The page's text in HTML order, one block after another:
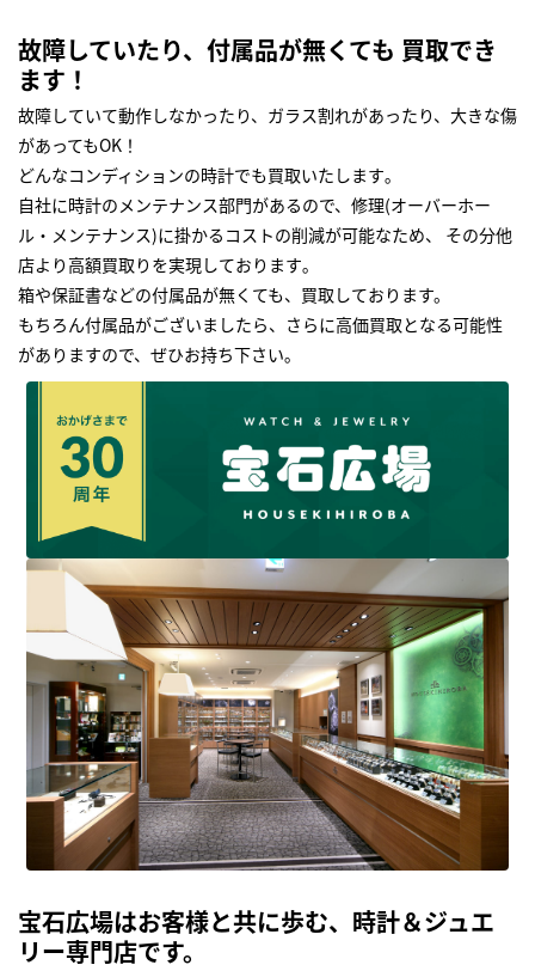
故障していたり、付属品が無くても 買取でき
ます！
故障していて動作しなかったり、ガラス割れがあったり、大きな傷
があってもOK！
どんなコンディションの時計でも買取いたします｡
自社に時計のメンテナンス部門があるので、修理(オーバーホー
ル・メンテナンス)に掛かるコストの削減が可能なため、 その分他
店より高額買取りを実現しております｡
箱や保証書などの付属品が無くても、買取しております。
もちろん付属品がございましたら、さらに高価買取となる可能性
がありますので、ぜひお持ち下さい｡
宝石広場はお客様と共に歩む、時計＆ジュエ
リー専門店です。